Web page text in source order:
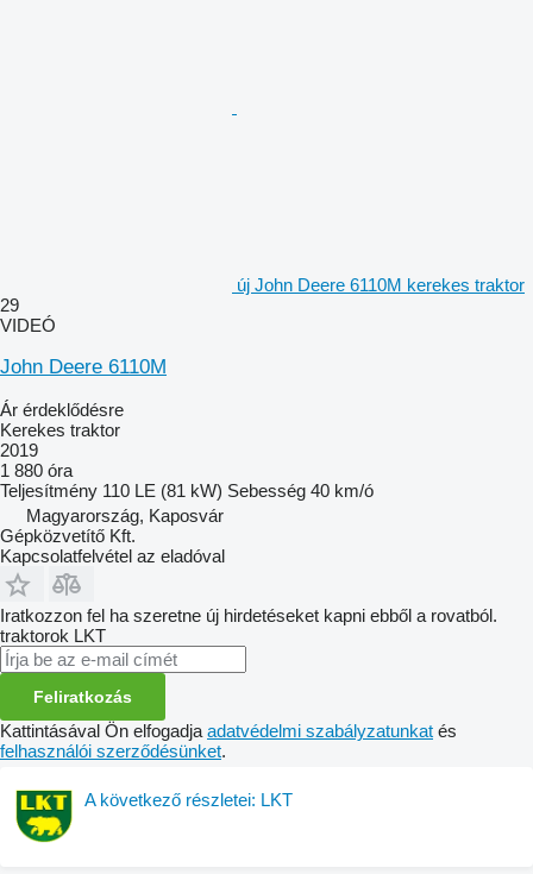
új John Deere 6110M kerekes traktor
29
VIDEÓ
John Deere 6110M
Ár érdeklődésre
Kerekes traktor
2019
1 880 óra
Teljesítmény 110 LE (81 kW) Sebesség 40 km/ó
Magyarország, Kaposvár
Gépközvetítő Kft.
Kapcsolatfelvétel az eladóval
Iratkozzon fel ha szeretne új hirdetéseket kapni ebből a rovatból.
traktorok LKT
Feliratkozás
Kattintásával Ön elfogadja adatvédelmi szabályzatunkat és
felhasználói szerződésünket.
A következő részletei: LKT